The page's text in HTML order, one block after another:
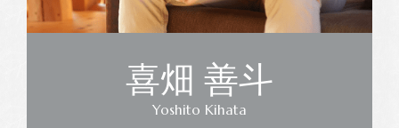
喜畑 善斗
Yoshito Kihata